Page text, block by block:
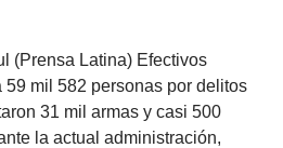
(Prensa Latina) Efectivos
mil 582 personas por delitos
31 mil armas y casi 500
la actual administración,